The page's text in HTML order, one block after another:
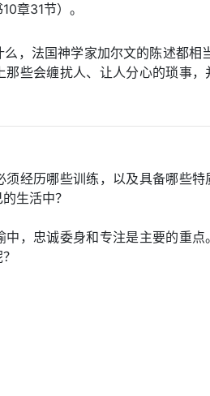
章31节）。
，法国神学家加尔文的陈述都相
些会缠扰人、让人分心的琐事
须经历哪些训练，以及具备哪些
生活中？
中，忠诚委身和专注是主要的重